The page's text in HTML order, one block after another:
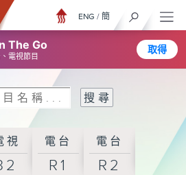
The Go
電視節目
取得
ENG / 簡
視 電台
R1
電台
R2